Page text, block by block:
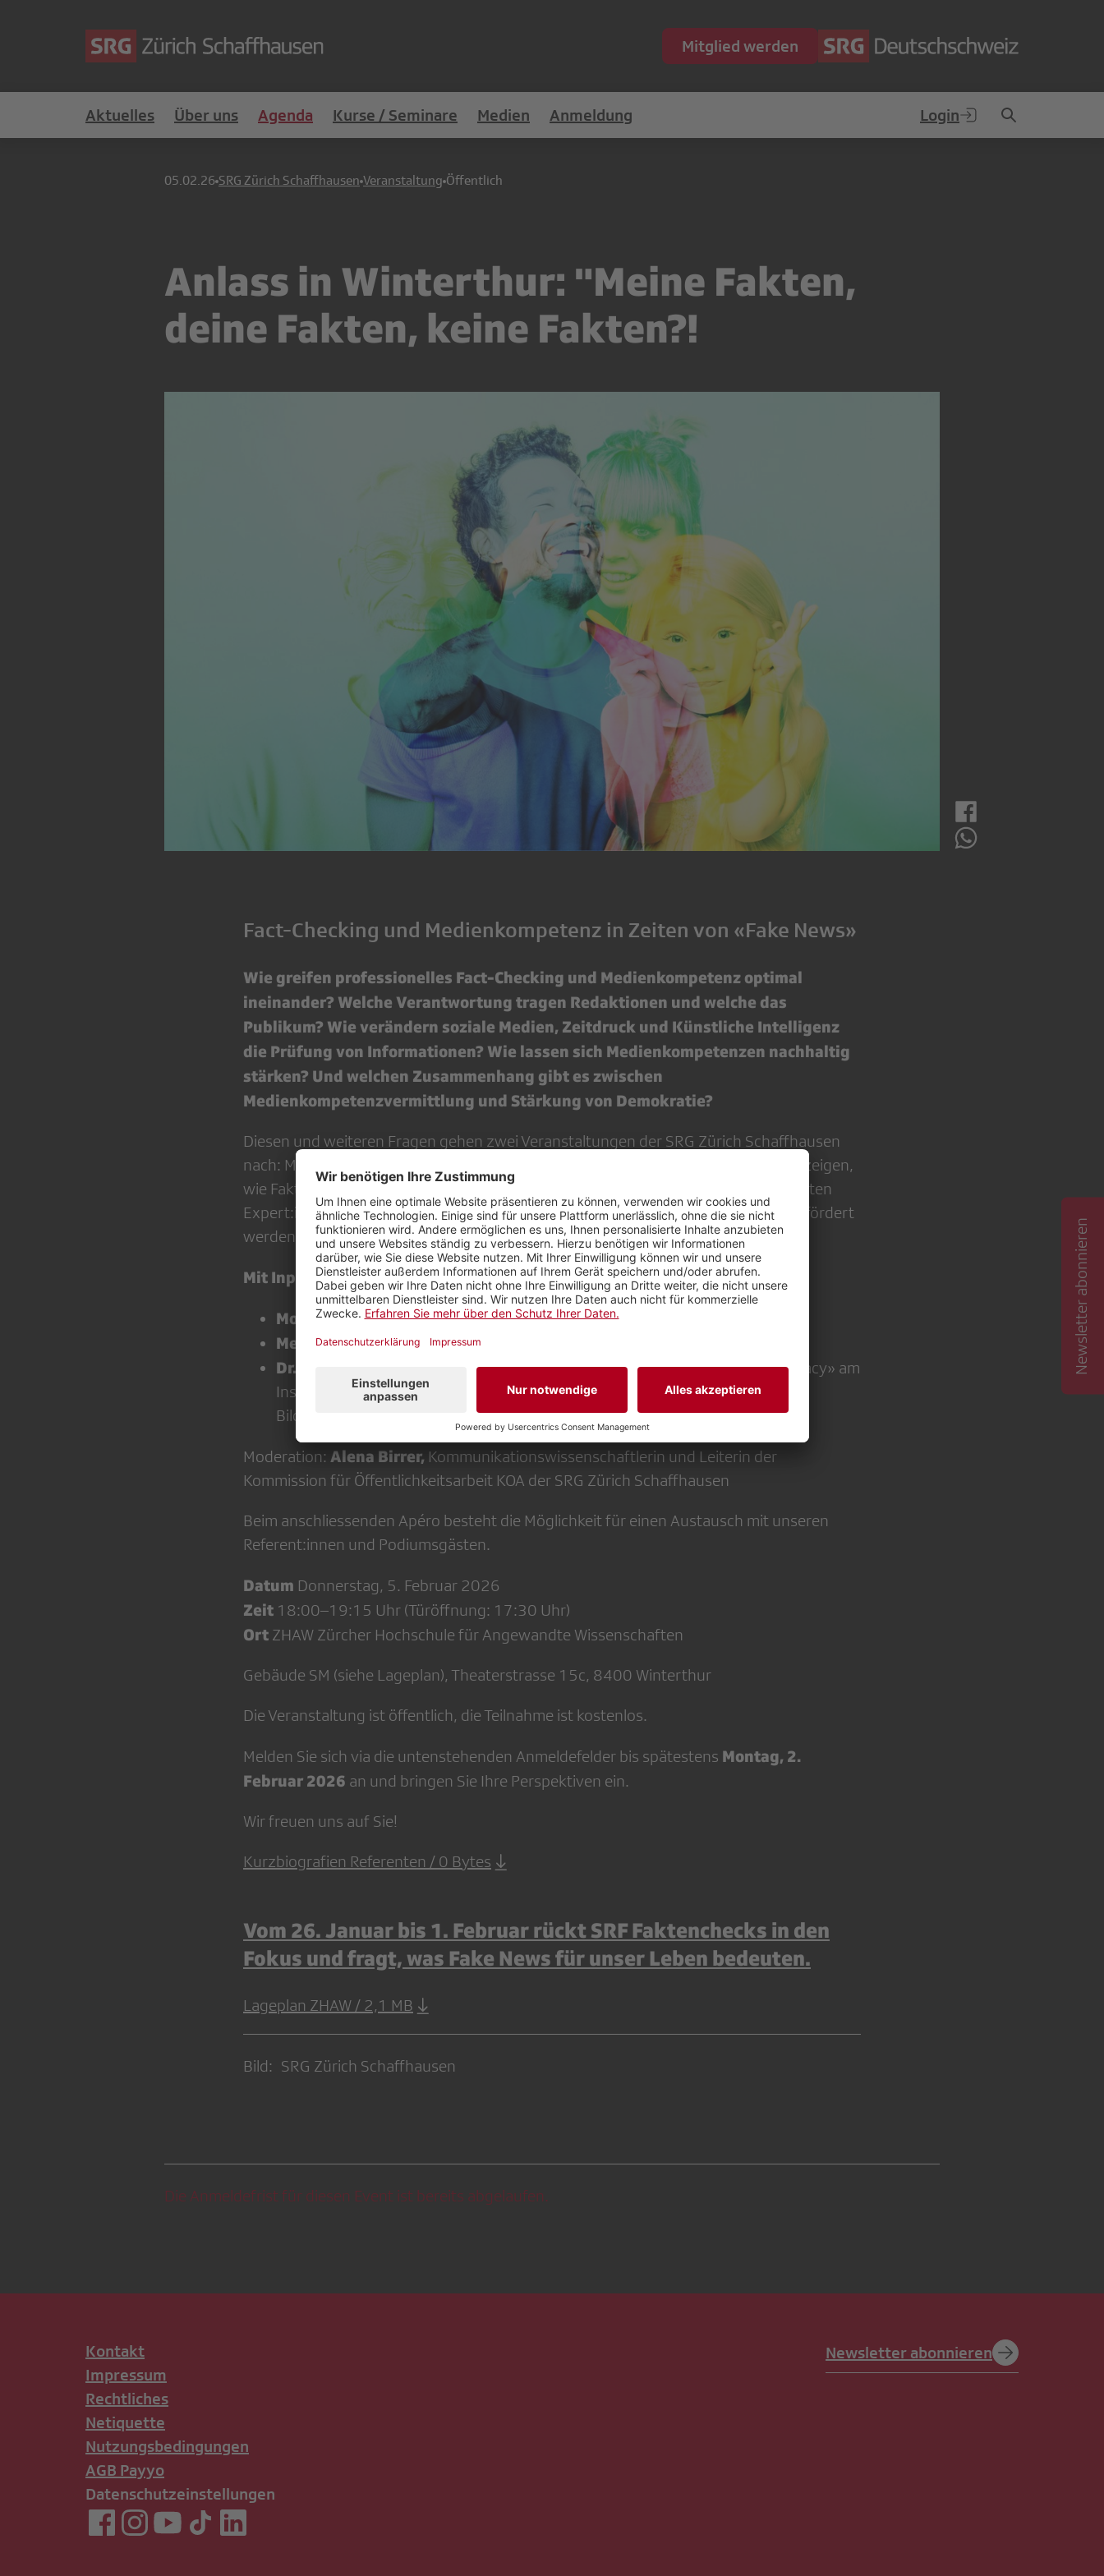
Mitglied werden
Aktuelles Über uns Agenda Kurse / Seminare Medien Anmeldung Login
05.02.26 SRG Zürich Schaffhausen Veranstaltung Öffentlich
Anlass in Winterthur: "Meine Fakten,
deine Fakten, keine Fakten?!
Fact-Checking und Medienkompetenz in Zeiten von «Fake News»
Wie greifen professionelles Fact-Checking und Medienkompetenz optimal
ineinander? Welche Verantwortung tragen Redaktionen und welche das
Publikum? Wie verändern soziale Medien, Zeitdruck und Künstliche Intelligenz
die Prüfung von Informationen? Wie lassen sich Medienkompetenzen nachhaltig
stärken? Und welchen Zusammenhang gibt es zwischen
Medienkompetenzvermittlung und Stärkung von Demokratie?
Diesen und weiteren Fragen gehen zwei Veranstaltungen der SRG Zürich Schaffhausen
nach: Medienschaffende geben Einblicke in den redaktionellen Alltag von SRF und zeigen,
wie Faktenprüfung im journalistischen Tagesgeschäft funktioniert. Zudem beleuchten
Expert:innen, wie Medienkompetenz in einer fragmentierten Medienlandschaft gefördert
werden kann.
Mit Inputreferaten und Podiumsgespräch:
Monika Schoenenberger, Moderatorin und Produzentin SRF Tagesschau
Melanie Kömle, Leiterin SRF Netzwerk Faktencheck
Dr. Fiona Fehlmann
, wissenschaftliche Mitarbeiterin im Bereich «Media Literacy» am
Institut für Angewandte Medienwissenschaft an der ZHAW und Leiterin der
Bildungskommission der SRG Zürich Schaffhausen
Moderation: Alena Birrer, Kommunikationswissenschaftlerin und Leiterin der
Kommission für Öffentlichkeitsarbeit KOA der SRG Zürich Schaffhausen
Beim anschliessenden Apéro besteht die Möglichkeit für einen Austausch mit unseren
Referent:innen und Podiumsgästen.
Datum Donnerstag, 5. Februar 2026
Zeit 18:00–19:15 Uhr (Türöffnung: 17:30 Uhr)
Ort ZHAW Zürcher Hochschule für Angewandte Wissenschaften
Gebäude SM (siehe Lageplan), Theaterstrasse 15c, 8400 Winterthur
Die Veranstaltung ist öffentlich, die Teilnahme ist kostenlos.
Melden Sie sich via die untenstehenden Anmeldefelder bis spätestens Montag, 2.
Februar 2026 an und bringen Sie Ihre Perspektiven ein.
Wir freuen uns auf Sie!
Kurzbiografien Referenten / 0 Bytes
Vom 26. Januar bis 1. Februar rückt SRF Faktenchecks in den
Fokus und fragt, was Fake News für unser Leben bedeuten.
Lageplan ZHAW / 2,1 MB
Bild: SRG Zürich Schaffhausen
Die Anmeldefrist für diesen Event ist bereits abgelaufen.
Newsletter abonnieren
Kontakt
Impressum
Rechtliches
Netiquette
Nutzungsbedingungen
AGB Payyo
Datenschutzeinstellungen
Newsletter abonnieren